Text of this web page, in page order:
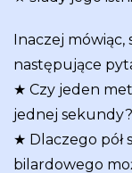
Inaczej
następujące
★ Czy jeden
jednej sekundy?
★ Dlaczego pół
bilardowego